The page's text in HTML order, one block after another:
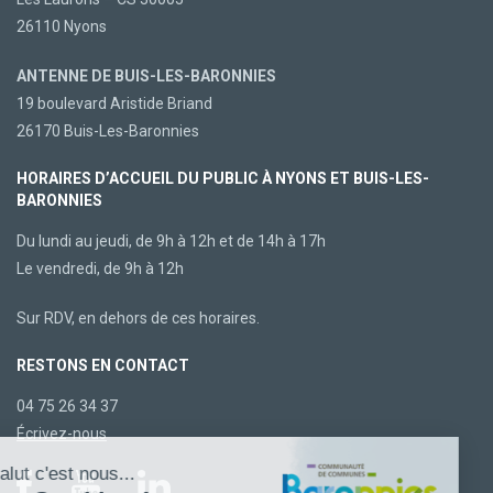
26110 Nyons
ANTENNE DE BUIS-LES-BARONNIES
19 boulevard Aristide Briand
26170 Buis-Les-Baronnies
HORAIRES D’ACCUEIL DU PUBLIC À NYONS ET BUIS-LES-
BARONNIES
Du lundi au jeudi, de 9h à 12h et de 14h à 17h
Le vendredi, de 9h à 12h
Sur RDV, en dehors de ces horaires.
RESTONS EN CONTACT
04 75 26 34 37
Écrivez-nous